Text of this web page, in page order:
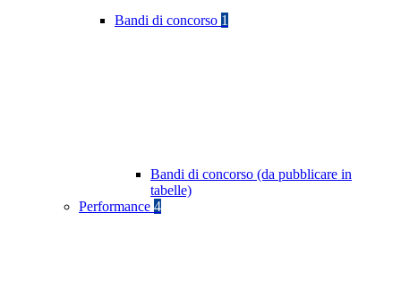
Bandi di concorso 1
Bandi di concorso (da pubblicare in
tabelle)
Performance 4